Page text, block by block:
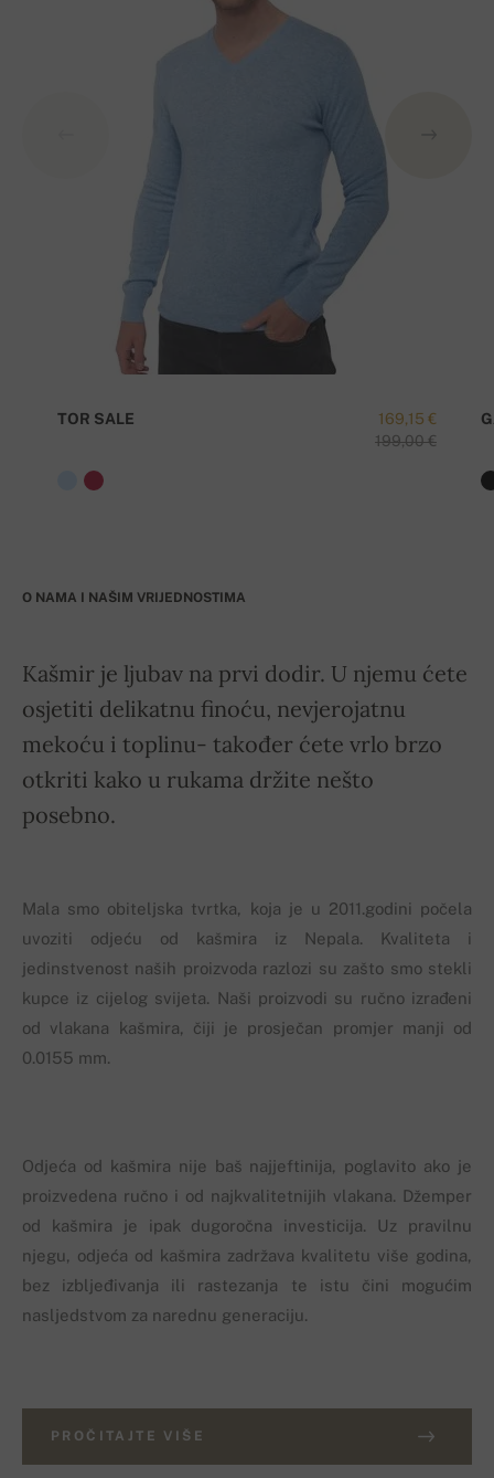
169,15 €
199,00 €
TOR SALE
O NAMA I NAŠIM VRIJEDNOSTIMA
Kašmir je ljubav na prvi dodir. U njemu ćete
osjetiti delikatnu finoću, nevjerojatnu
mekoću i toplinu- također ćete vrlo brzo
otkriti kako u rukama držite nešto
posebno.
Mala smo obiteljska tvrtka, koja je u 2011.godini počela
uvoziti odjeću od kašmira iz Nepala. Kvaliteta i
jedinstvenost naših proizvoda razlozi su zašto smo stekli
kupce iz cijelog svijeta. Naši proizvodi su ručno izrađeni
od vlakana kašmira, čiji je prosječan promjer manji od
0.0155 mm.
Odjeća od kašmira nije baš najjeftinija, poglavito ako je
proizvedena ručno i od najkvalitetnijih vlakana. Džemper
od kašmira je ipak dugoročna investicija. Uz pravilnu
njegu, odjeća od kašmira zadržava kvalitetu više godina,
bez izbljeđivanja ili rastezanja te istu čini mogućim
nasljedstvom za narednu generaciju.
PROČITAJTE VIŠE